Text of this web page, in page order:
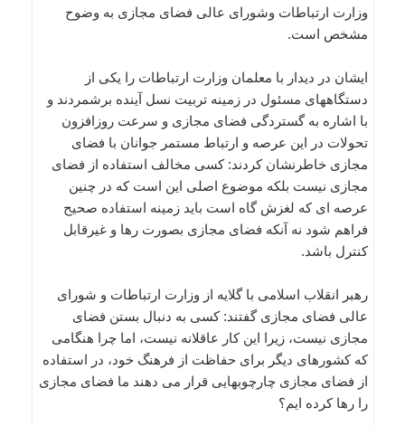
وزارت ارتباطات وشورای عالی فضای مجازی به وضوح
مشخص است.
ایشان در دیدار با معلمان وزارت ارتباطات را یکی از
دستگاههای مسئول در زمینه تربیت نسل آینده برشمردند و
با اشاره به گستردگی فضای مجازی و سرعت روزافزون
تحولات در این عرصه و ارتباط مستمر جوانان با فضای
مجازی خاطرنشان کردند: کسی مخالف استفاده از فضای
مجازی نیست بلکه موضوع اصلی این است که در چنین
عرصه ای که لغزش گاه است باید زمینه استفاده صحیح
فراهم شود نه آنکه فضای مجازی بصورت رها و غیرقابل
کنترل باشد.
رهبر انقلاب اسلامی با گلایه از وزارت ارتباطات و شورای
عالی فضای مجازی گفتند: کسی به دنبال بستن فضای
مجازی نیست، زیرا این کار عاقلانه نیست، اما چرا هنگامی
که کشورهای دیگر برای حفاظت از فرهنگ خود، در استفاده
از فضای مجازی چارچوبهایی قرار می دهند ما فضای مجازی
را رها کرده ایم؟